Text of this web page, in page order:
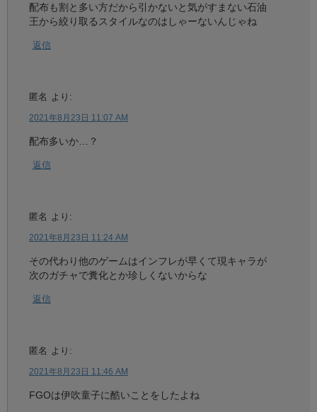
配布も割と多い方だから引かないと気がすまない石油
王から絞り取るスタイルなのはしゃーないんじゃね
返信
匿名 より:
2021年8月23日 11:07 AM
配布多いか…？
返信
匿名 より:
2021年8月23日 11:24 AM
その代わり他のゲームはインフレが早くて現キャラが
次のガチャで糞化とか珍しくないからな
返信
匿名 より:
2021年8月23日 11:46 AM
FGOは伊吹童子に酷いことをしたよね